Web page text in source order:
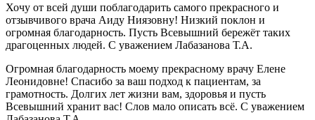
Хочу от всей души поблагодарить самого прекрасного и
отзывчивого врача Аиду Ниязовну! Низкий поклон и
огромная благодарность. Пусть Всевышний бережёт таких
драгоценных людей. С уважением Лабазанова Т.А.
Огромная благодарность моему прекрасному врачу Елене
Леонидовне! Спасибо за ваш подход к пациентам, за
грамотность. Долгих лет жизни вам, здоровья и пусть
Всевышний хранит вас! Слов мало описать всё. С уважением